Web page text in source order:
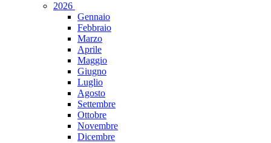
2026
Gennaio
Febbraio
Marzo
Aprile
Maggio
Giugno
Luglio
Agosto
Settembre
Ottobre
Novembre
Dicembre